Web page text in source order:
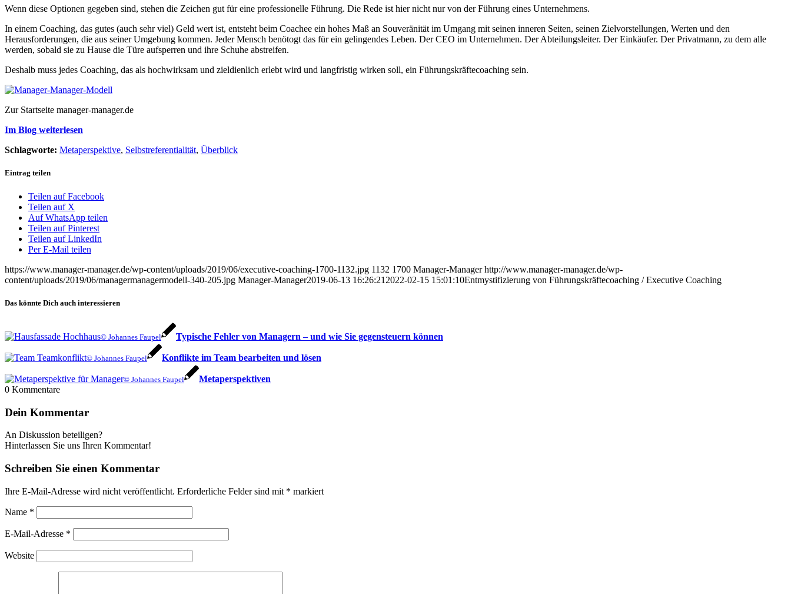
Wenn diese Optionen gegeben sind, stehen die Zeichen gut für eine professionelle Führung. Die Rede ist hier nicht nur von der Führung eines Unternehmens.
In einem Coaching, das gutes (auch sehr viel) Geld wert ist, entsteht beim Coachee ein hohes Maß an Souveränität im Umgang mit seinen inneren Seiten, seinen Zielvorstellungen, Werten und den
Herausforderungen, die aus seiner Umgebung kommen. Jeder Mensch benötogt das für ein gelingendes Leben. Der CEO im Unternehmen. Der Abteilungsleiter. Der Einkäufer. Der Privatmann, zu dem alle
werden, sobald sie zu Hause die Türe aufsperren und ihre Schuhe abstreifen.
Deshalb muss jedes Coaching, das als hochwirksam und zieldienlich erlebt wird und langfristig wirken soll, ein Führungskräftecoaching sein.
Zur Startseite manager-manager.de
Im Blog weiterlesen
Schlagworte: Metaperspektive, Selbstreferentialität, Überblick
Eintrag teilen
Teilen auf Facebook
Teilen auf X
Auf WhatsApp teilen
Teilen auf Pinterest
Teilen auf LinkedIn
Per E-Mail teilen
https://www.manager-manager.de/wp-content/uploads/2019/06/executive-coaching-1700-1132.jpg 1132 1700 Manager-Manager http://www.manager-manager.de/wp-
content/uploads/2019/06/managermanagermodell-340-205.jpg Manager-Manager2019-06-13 16:26:21 2022-02-15 15:01:10Entmystifizierung von Führungskräftecoaching / Executive Coaching
Das könnte Dich auch interessieren
© Johannes Faupel Typische Fehler von Managern – und wie Sie gegensteuern können
© Johannes Faupel Konflikte im Team bearbeiten und lösen
© Johannes Faupel
Metaperspektiven
0 Kommentare
Dein Kommentar
An Diskussion beteiligen?
Hinterlassen Sie uns Ihren Kommentar!
Schreiben Sie einen Kommentar
Ihre E-Mail-Adresse wird nicht veröffentlicht. Erforderliche Felder sind mit * markiert
Name *
E-Mail-Adresse *
Website